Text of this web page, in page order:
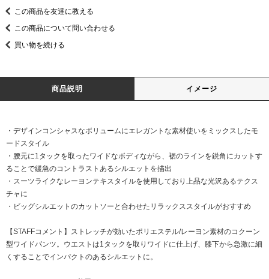
この商品を友達に教える
この商品について問い合わせる
買い物を続ける
商品説明 イメージ
・デザインコンシャスなボリュームにエレガントな素材使いをミックスしたモ
ードスタイル
・腰元に1タックを取ったワイドなボディながら、裾のラインを鋭角にカットす
ることで緩急のコントラストあるシルエットを描出
・スーツライクなレーヨンテキスタイルを使用しており上品な光沢あるテクス
チャに
・ビッグシルエットのカットソーと合わせたリラックススタイルがおすすめ
【STAFFコメント】ストレッチが効いたポリエステル/レーヨン素材のコクーン
型ワイドパンツ。ウエストは1タックを取りワイドに仕上げ、膝下から急激に細
くすることでインパクトのあるシルエットに。